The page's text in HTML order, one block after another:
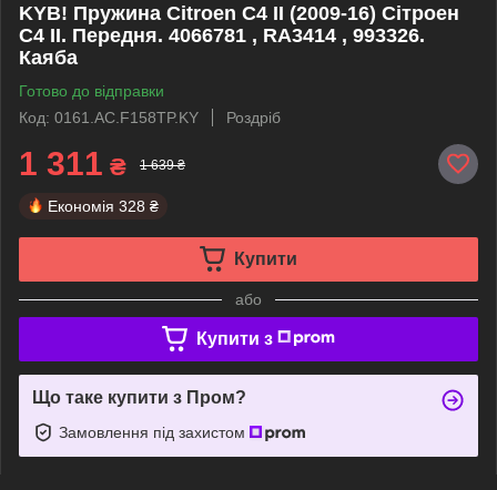
KYB! Пружина Citroen C4 II (2009-16) Сітроен
С4 II. Передня. 4066781 , RA3414 , 993326.
Каяба
Готово до відправки
Код: 0161.AC.F158TP.KY
Роздріб
1 311 ₴ 1 639 ₴
Економія 328 ₴
Купити
або
Купити з
Що таке купити з Пром?
Замовлення під захистом